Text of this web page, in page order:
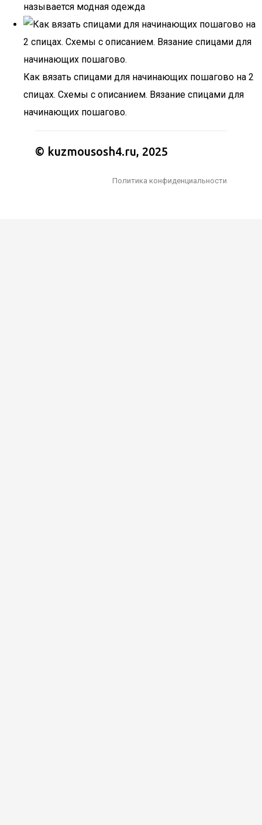
называется модная одежда
Как вязать спицами для начинающих пошагово на 2
спицах. Схемы с описанием. Вязание спицами для
начинающих пошагово.
© kuzmousosh4.ru, 2025
Политика конфиденциальности